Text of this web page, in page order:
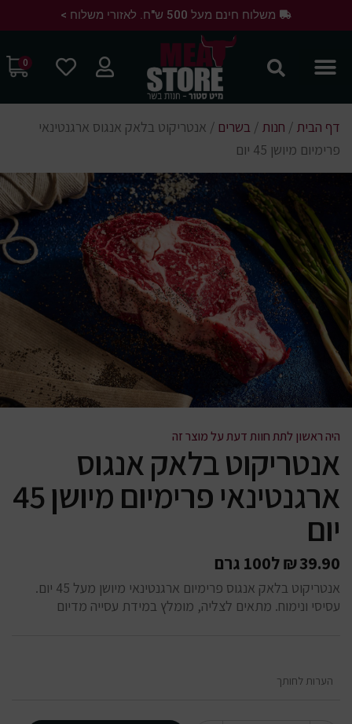
משלוח חינם מעל 500 ש"ח. לאזורי משלוח >
0
דף הבית / חנות / בשרים / אנטריקוט בלאק אנגוס ארגנטינאי
פרימיום מיושן 45 יום
היה ראשון לתת חוות דעת על מוצר זה
אנטריקוט בלאק אנגוס
ארגנטינאי פרימיום מיושן 45
יום
₪39.90 ל100 גרם
אנטריקוט בלאק אנגוס פרימיום ארגנטינאי מיושן מעל 45 יום.
עסיסי ונימוח. מתאים לצליה, מומלץ במידת עסייה מדיום